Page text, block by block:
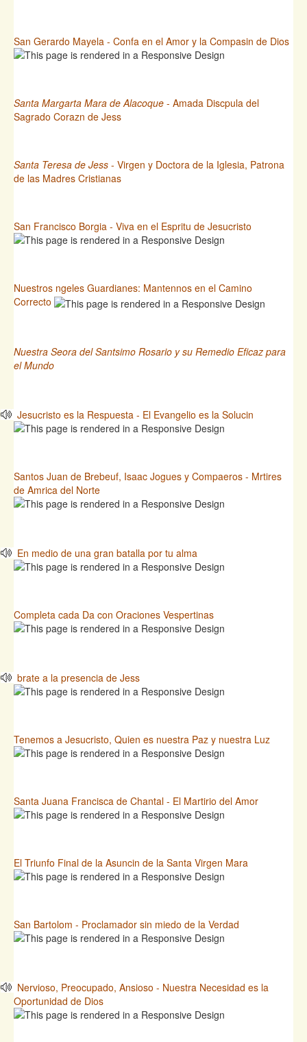
San Gerardo Mayela - Confa en el Amor y la Compasin de Dios
Santa Margarta Mara de Alacoque - Amada Discpula del
Sagrado Corazn de Jess
Santa Teresa de Jess - Virgen y Doctora de la Iglesia, Patrona
de las Madres Cristianas
San Francisco Borgia - Viva en el Espritu de Jesucristo
Nuestros ngeles Guardianes: Mantennos en el Camino
Correcto
Nuestra Seora del Santsimo Rosario y su Remedio Eficaz para
el Mundo
Jesucristo es la Respuesta - El Evangelio es la Solucin
Santos Juan de Brebeuf, Isaac Jogues y Compaeros - Mrtires
de Amrica del Norte
En medio de una gran batalla por tu alma
Completa cada Da con Oraciones Vespertinas
brate a la presencia de Jess
Tenemos a Jesucristo, Quien es nuestra Paz y nuestra Luz
Santa Juana Francisca de Chantal - El Martirio del Amor
El Triunfo Final de la Asuncin de la Santa Virgen Mara
San Bartolom - Proclamador sin miedo de la Verdad
Nervioso, Preocupado, Ansioso - Nuestra Necesidad es la
Oportunidad de Dios